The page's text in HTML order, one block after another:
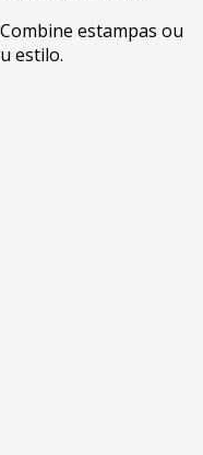
estampas ou
estilo.